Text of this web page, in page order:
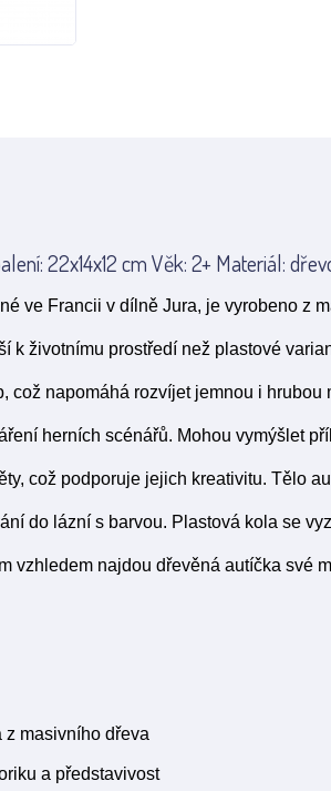
22x14x12 cm Věk: 2+ Materiál:
ve Francii v dílně Jura, je vyrobeno z
k životnímu prostředí než plastové
což napomáhá rozvíjet jemnou i hrubou
herních scénářů. Mohou vymýšlet
což podporuje jejich kreativitu. Tělo
do lázní s barvou. Plastová kola se
vzhledem najdou dřevěná autíčka své
masivního dřeva
a představivost